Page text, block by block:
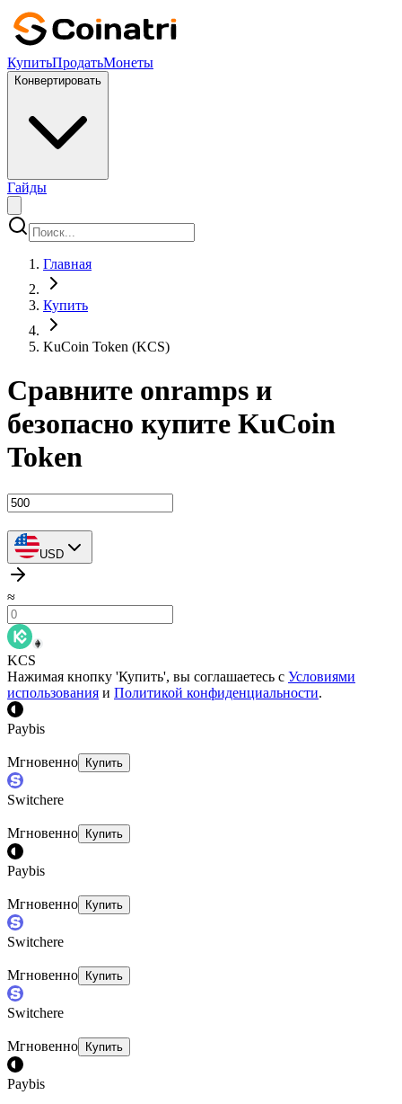
КупитьПродатьМонеты
Конвертировать
Гайды
Главная
Купить
KuCoin Token (KCS)
Сравните onramps и
безопасно купите KuCoin
Token
USD
≈
KCS
Нажимая кнопку 'Купить', вы соглашаетесь с Условиями
использования и Политикой конфиденциальности.
Paybis
Мгновенно Купить
Switchere
Мгновенно Купить
Paybis
Мгновенно Купить
Switchere
Мгновенно Купить
Switchere
Мгновенно Купить
Paybis